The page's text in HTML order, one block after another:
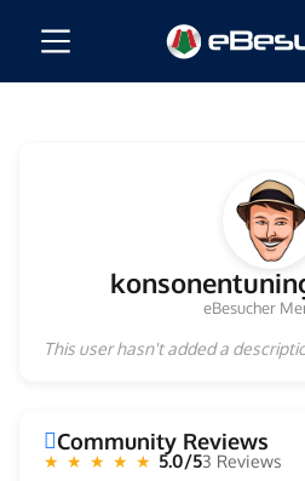
eBesucher
This user hasn't added a
Community Reviews
★ ★ ★ ★ ★ 5.0/53 Reviews